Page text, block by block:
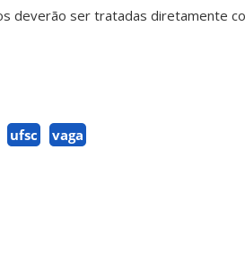
deverão ser tratadas diretamente
ufsc vaga